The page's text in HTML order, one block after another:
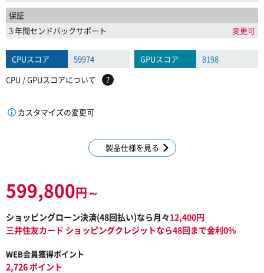
保証
3 年間センドバックサポート
変更可
CPUスコア 59974 GPUスコア
8198
CPU / GPUスコアについて
?
カスタマイズの変更可
製品仕様を見る
599,800円～
ショッピングローン決済(48回払い)なら月々12,400円
三井住友カード ショッピングクレジットなら48回まで金利0%
WEB会員獲得ポイント
2,726 ポイント